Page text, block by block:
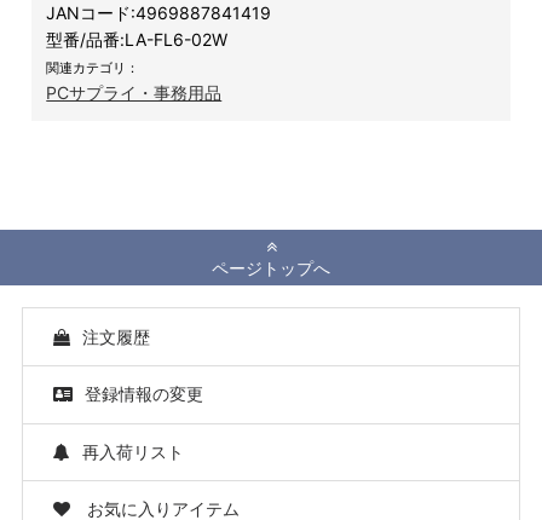
JANコード:4969887841419
型番/品番:LA-FL6-02W
関連カテゴリ：
PCサプライ・事務用品
ページトップへ
注文履歴
登録情報の変更
再入荷リスト
お気に入りアイテム